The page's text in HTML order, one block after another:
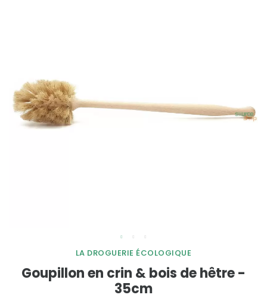
LA DROGUERIE ÉCOLOGIQUE
Goupillon en crin & bois de hêtre -
35cm